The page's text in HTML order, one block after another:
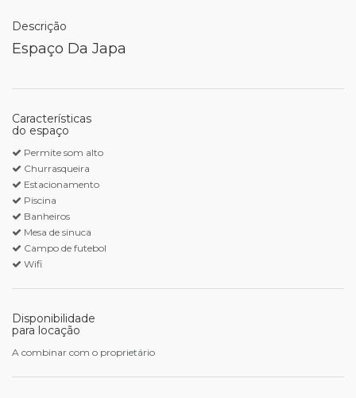
Descrição
Espaço Da Japa
Características
do espaço
Permite som alto
Churrasqueira
Estacionamento
Piscina
Banheiros
Mesa de sinuca
Campo de futebol
Wifi
Disponibilidade
para locação
A combinar com o proprietário